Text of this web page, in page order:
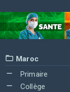
Maroc
Primaire
Collège